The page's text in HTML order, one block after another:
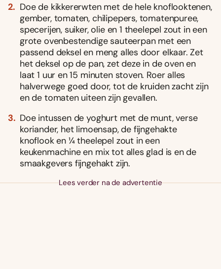
Doe de kikkererwten met de hele knoflooktenen,
gember, tomaten, chilipepers, tomatenpuree,
specerijen, suiker, olie en 1 theelepel zout in een
grote ovenbestendige sauteerpan met een
passend deksel en meng alles door elkaar. Zet
het deksel op de pan, zet deze in de oven en
laat 1 uur en 15 minuten stoven. Roer alles
halverwege goed door, tot de kruiden zacht zijn
en de tomaten uiteen zijn gevallen.
Doe intussen de yoghurt met de munt, verse
koriander, het limoensap, de fijngehakte
knoflook en ¼ theelepel zout in een
keukenmachine en mix tot alles glad is en de
smaakgevers fijngehakt zijn.
Lees verder na de advertentie